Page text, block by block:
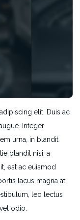
elit. Duis ac
Integer
urna, in blandit
blandit nisi, a
est ac euismod
lacus magna at
leo lectus
odio.